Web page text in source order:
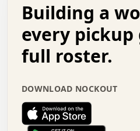
.   .   .   .   .   .   .
.   .   .   .   +   .   .
.   :   .   .   .   .   .
.   .   x   .   .   .
.   .   .   .   :   .   .
.   .   .   .   .   .   .
.   .   .   .   .   .   .
.   .   .   .   .   :   +
.   .   .   .   .   .   .
Building a
every pickup
full roster.
DOWNLOAD NOCKOUT